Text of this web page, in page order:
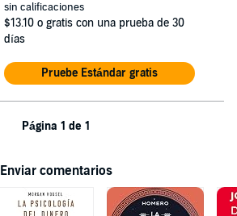
sin calificaciones
$13.10 o gratis con una prueba de 30
días
Pruebe Estándar gratis
Página 1 de 1
Enviar comentarios